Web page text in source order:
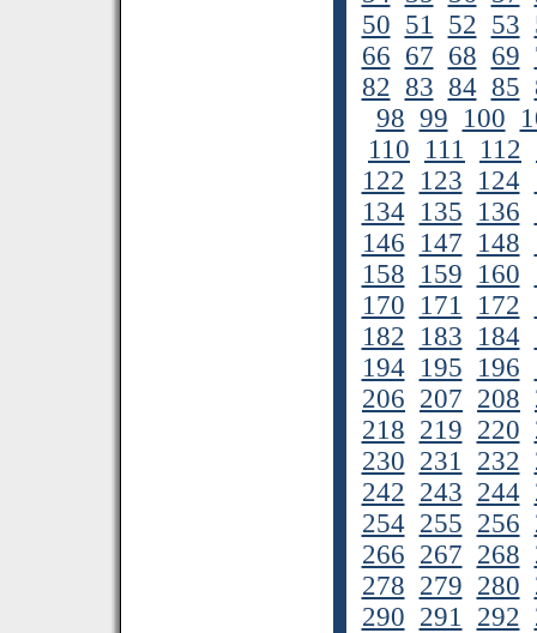
50 51 52 53
66 67 68 69
82 83 84 85
98 99 100
110 111 112
122 123 124
134 135 136
146 147 148
158 159 160
170 171 172
182 183 184
194 195 196
206 207 208
218 219 220
230 231 232
242 243 244
254 255 256
266 267 268
278 279 280
290 291 292